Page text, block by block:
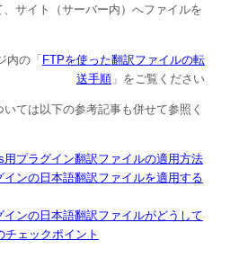
サイト（サーバー内）へファイルを
内の「FTPを使った翻訳ファイルの転
送手順 」をご覧ください
ては以下の参考記事も併せて参照く
用プラグイン翻訳ファイルの適用方法
インの日本語翻訳ファイルを適用する
インの日本語翻訳ファイルがどうして
チェックポイント